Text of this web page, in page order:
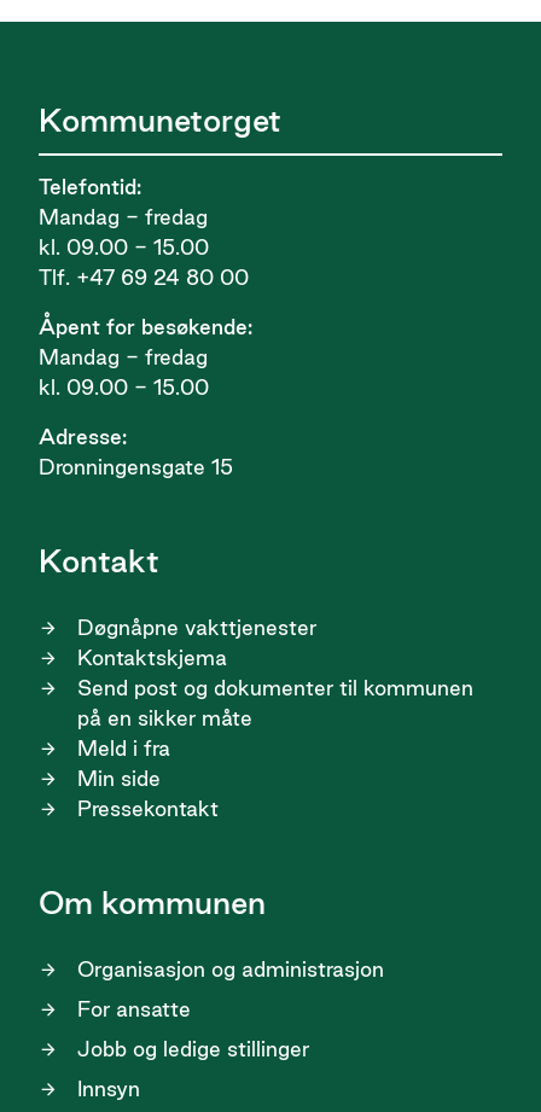
Kommunetorget
Telefontid:
Mandag - fredag
kl. 09.00 - 15.00
Tlf. +47 69 24 80 00
Åpent for besøkende:
Mandag - fredag
kl. 09.00 - 15.00
Adresse:
Dronningensgate 15
Kontakt
Døgnåpne vakttjenester
Kontaktskjema
Send post og dokumenter til kommunen
på en sikker måte
Meld i fra
Min side
Pressekontakt
Om kommunen
Organisasjon og administrasjon
For ansatte
Jobb og ledige stillinger
Innsyn